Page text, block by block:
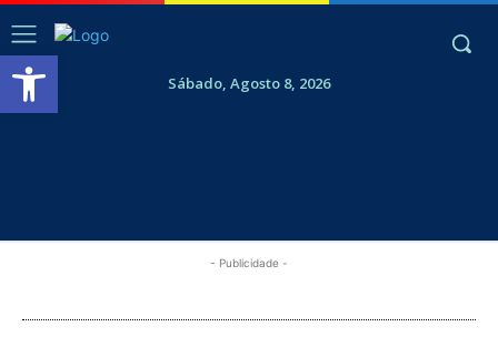
Sábado, Agosto 8, 2026
- Publicidade -
Abrir a barra de ferramentas